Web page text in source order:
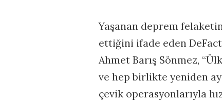
Yaşanan deprem
ettiğini ifade eden
Ahmet Barış Sönmez,
ve hep birlikte yeniden
çevik operasyonlarıyla